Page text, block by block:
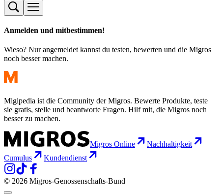
Anmelden und mitbestimmen!
Wieso? Nur angemeldet kannst du testen, bewerten und die Migros
noch besser machen.
Migipedia ist die Community der Migros. Bewerte Produkte, teste
sie gratis, stelle und beantworte Fragen. Hilf mit, die Migros noch
besser zu machen.
Migros Online
Nachhaltigkeit
Cumulus
Kundendienst
© 2026 Migros-Genossenschafts-Bund